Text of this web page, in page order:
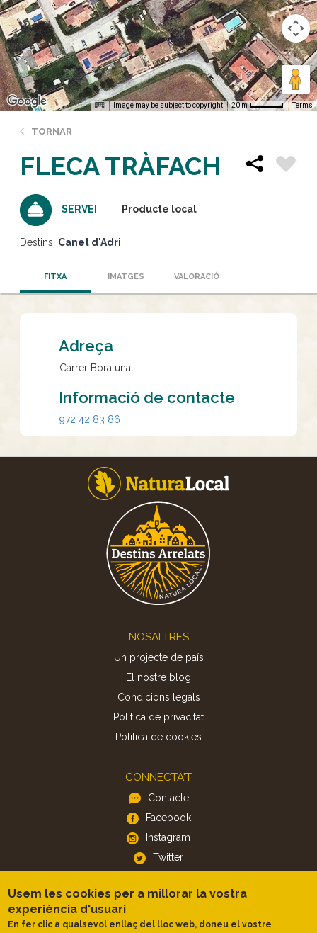
Image may be subject to copyright 20 m Terms
TORNAR
FLECA TRÀFACH
SERVEI Producte local
Destins: Canet d'Adri
FITXA IMATGES VALORACIÓ
Adreça
Carrer Boratuna
Informació de contacte
972 42 83 86
NOSALTRES
Un projecte de país
El nostre blog
Condicions legals
Política de privacitat
Politica de cookies
CONNECTA'T
Contacte
Facebook
Instagram
Twitter
APP
iOS
Usem les cookies per a millorar la vostra
experiència d'usuari
En fer clic a qualsevol enllaç del lloc web, doneu el vostre